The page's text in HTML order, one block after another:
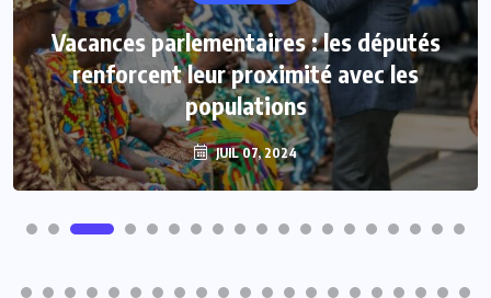
Vacances parlementaires : les députés
renforcent leur proximité avec les
populations
JUIL 07, 2024